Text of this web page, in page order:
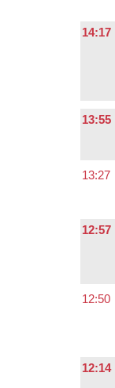
14:17
13:55
13:27
12:57
12:50
12:14